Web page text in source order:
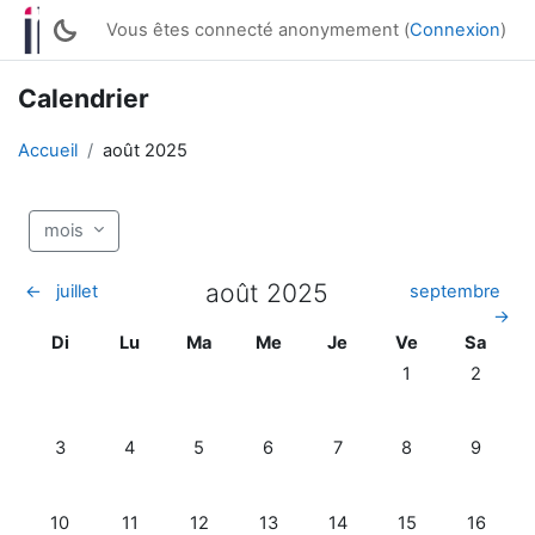
Passer au contenu principal
Vous êtes connecté anonymement (Connexion)
Calendrier
Accueil août 2025
mois
← juillet août 2025
septembre
→
Dimanche
Di Lundi
Lu Mardi
Ma Mercredi
Me Jeudi
Je Vendredi
Ve Samedi
Sa
Aucun
1 Aucun
2
Aucun événement, dimanche 3 août
3 Aucun événement, lundi 4 août
4 Aucun événement, mardi 5 août
5 Aucun événement, mercredi 6
6 Aucun événement, jeudi
7 Aucun
8 Aucun
9
Aucun événement, dimanche 10 août
10 Aucun événement, lundi 11 août
11 Aucun événement, mardi 12 août
12 Aucun événement, mercredi 13
13 Aucun événement, jeudi
14 Aucun
15 Aucun
16